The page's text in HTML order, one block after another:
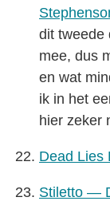
dit tweede
mee, dus
en wat
ik in het
hier zeker
Dead Lies
Stiletto —